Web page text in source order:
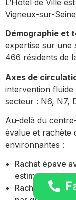
Vigneux-sur-
Démographie et
expertise sur une
466 résidents de
Axes de
intervention fluide
secteur : N6, N7,
Au-delà du
évalue et rachète
environnantes :
Rachat épave
estimation à
Rachat de